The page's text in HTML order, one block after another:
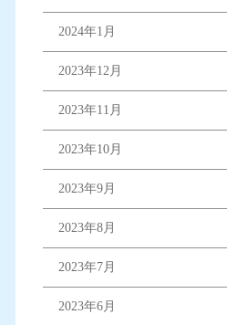
2024年1月
2023年12月
2023年11月
2023年10月
2023年9月
2023年8月
2023年7月
2023年6月